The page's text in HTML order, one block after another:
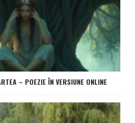
– POEZIE ÎN VERSIUNE ONLINE